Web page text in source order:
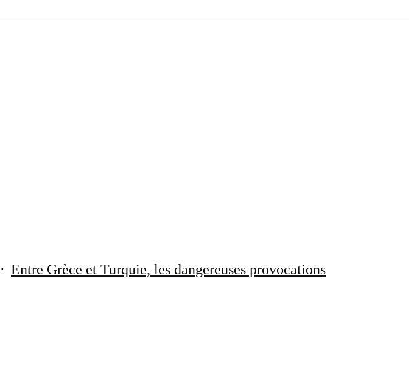
Entre Grèce et Turquie, les dangereuses provocations